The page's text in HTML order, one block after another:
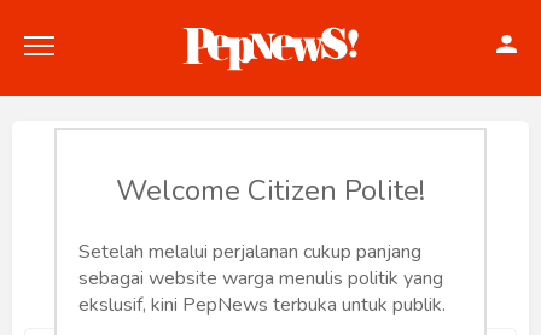
Politik
Konstitusi
Reset Password
Input your email address to reset your
password
Welcome Citizen Polite!
Setelah melalui perjalanan cukup panjang
sebagai website warga menulis politik yang
ekslusif, kini PepNews terbuka untuk publik.